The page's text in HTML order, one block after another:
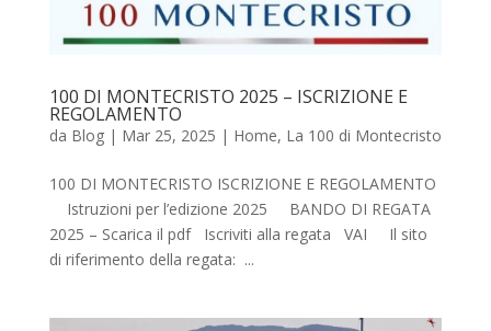
100 DI MONTECRISTO 2025 – ISCRIZIONE E
REGOLAMENTO
da Blog| Mar 25, 2025 | Home, La 100 di Montecristo
100 DI MONTECRISTO ISCRIZIONE E REGOLAMENTO
Istruzioni per l’edizione 2025 BANDO DI REGATA
2025 – Scarica il pdf Iscriviti alla regata VAI Il sito
di riferimento della regata: ...